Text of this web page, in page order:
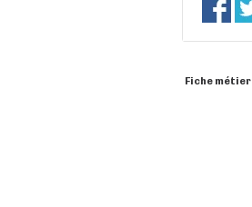
Fiche métier